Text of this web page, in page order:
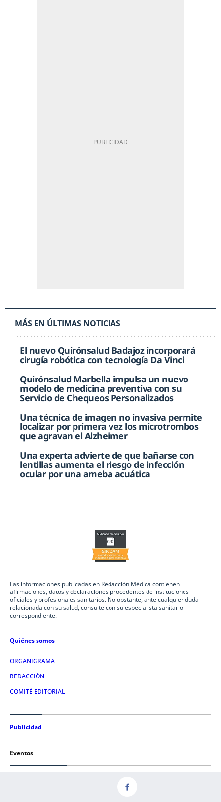
MÁS EN ÚLTIMAS NOTICIAS
El nuevo Quirónsalud Badajoz incorporará
cirugía robótica con tecnología Da Vinci
Quirónsalud Marbella impulsa un nuevo
modelo de medicina preventiva con su
Servicio de Chequeos Personalizados
Una técnica de imagen no invasiva permite
localizar por primera vez los microtrombos
que agravan el Alzheimer
Una experta advierte de que bañarse con
lentillas aumenta el riesgo de infección
ocular por una ameba acuática
Las informaciones publicadas en Redacción Médica contienen
afirmaciones, datos y declaraciones procedentes de instituciones
oficiales y profesionales sanitarios. No obstante, ante cualquier duda
relacionada con su salud, consulte con su especialista sanitario
correspondiente.
Quiénes somos
ORGANIGRAMA
REDACCIÓN
COMITÉ EDITORIAL
Publicidad
Eventos